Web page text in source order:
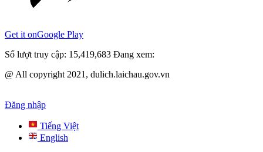
Get it onGoogle Play
Số lượt truy cập: 15,419,683 Đang xem:
@ All copyright 2021, dulich.laichau.gov.vn
Đăng nhập
Tiếng Việt
English